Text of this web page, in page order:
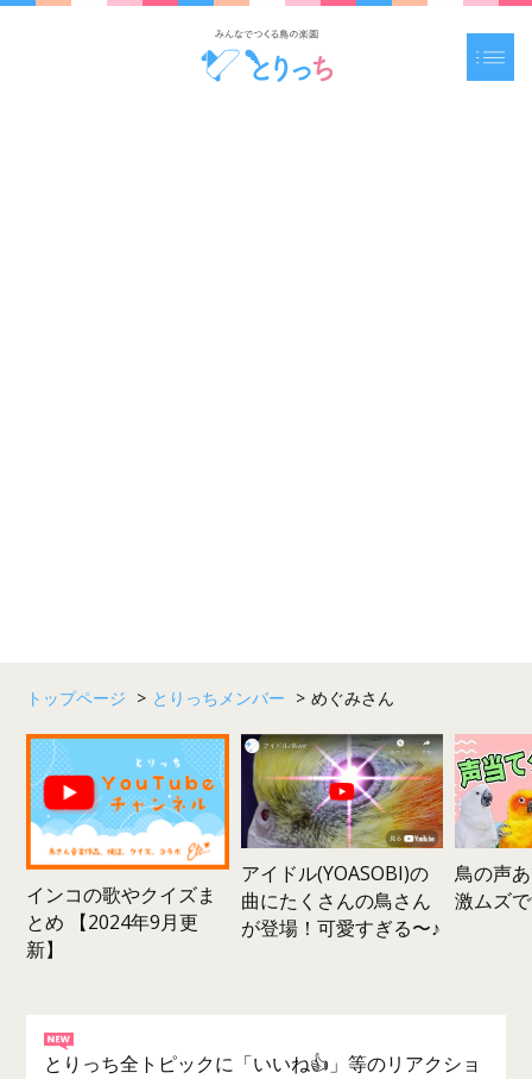
トップページ > とりっちメンバー > めぐみさん
インコの歌やクイズま
とめ 【2024年9月更
新】
アイドル(YOASOBI)の
曲にたくさんの鳥さん
が登場！可愛すぎる〜♪
鳥の声
激ムズ
とりっち全トピックに「いいね👍」等のリアクショ